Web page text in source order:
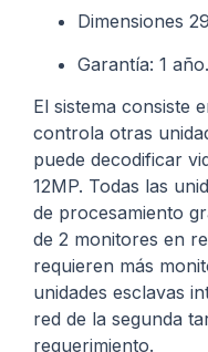
Dimensiones
Garantía: 1 año.
El sistema consiste
controla otras
puede decodificar
12MP. Todas las
de procesamiento
de 2 monitores en
requieren más
unidades esclavas
red de la segunda
requerimiento.